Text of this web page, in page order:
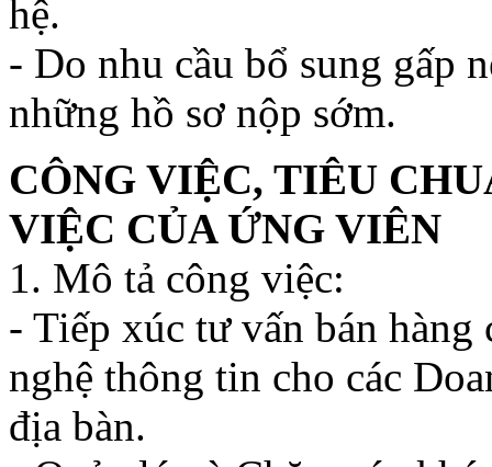
hệ.
- Do nhu cầu bổ sung gấp
những hồ sơ nộp sớm.
CÔNG VIỆC, TIÊU
VIỆC CỦA ỨNG VIÊN
1. Mô tả công việc:
- Tiếp xúc tư vấn bán
nghệ thông tin cho các
địa bàn.